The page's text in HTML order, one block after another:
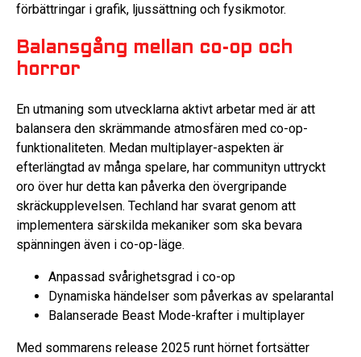
förbättringar i grafik, ljussättning och fysikmotor.
Balansgång mellan co-op och
horror
En utmaning som utvecklarna aktivt arbetar med är att
balansera den skrämmande atmosfären med co-op-
funktionaliteten. Medan multiplayer-aspekten är
efterlängtad av många spelare, har communityn uttryckt
oro över hur detta kan påverka den övergripande
skräckupplevelsen. Techland har svarat genom att
implementera särskilda mekaniker som ska bevara
spänningen även i co-op-läge.
Anpassad svårighetsgrad i co-op
Dynamiska händelser som påverkas av spelarantal
Balanserade Beast Mode-krafter i multiplayer
Med sommarens release 2025 runt hörnet fortsätter